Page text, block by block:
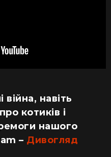
навіть
котиків і
нашого
– Дивогляд